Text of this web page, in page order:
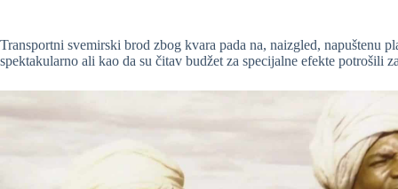
Transportni svemirski brod zbog kvara pada na, naizgled, napuštenu
spektakularno ali kao da su čitav budžet za specijalne efekte potrošili